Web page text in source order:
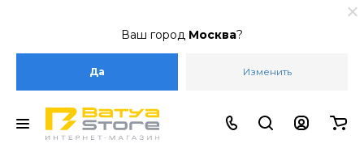
Ваш город Москва?
Да Изменить